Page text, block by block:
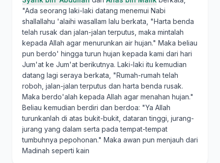
"Ada seorang laki-laki datang menemui Nabi
shallallahu 'alaihi wasallam lalu berkata, "Harta benda
telah rusak dan jalan-jalan terputus, maka mintalah
kepada Allah agar menurunkan air hujan." Maka beliau
pun berdo' hingga turun hujan kepada kami dari hari
Jum'at ke Jum'at berikutnya. Laki-laki itu kemudian
datang lagi seraya berkata, "Rumah-rumah telah
roboh, jalan-jalan terputus dan harta benda rusak.
Maka berdo'alah kepada Allah agar menahan hujan."
Beliau kemudian berdiri dan berdoa: "Ya Allah
turunkanlah di atas bukit-bukit, dataran tinggi, jurang-
jurang yang dalam serta pada tempat-tempat
tumbuhnya pepohonan." Maka awan pun menjauh dari
Madinah seperti kain